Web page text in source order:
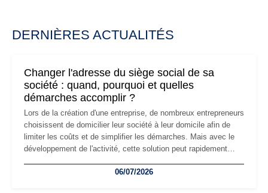
DERNIÈRES ACTUALITÉS
Changer l'adresse du siège social de sa
société : quand, pourquoi et quelles
démarches accomplir ?
Lors de la création d'une entreprise, de nombreux entrepreneurs
choisissent de domicilier leur société à leur domicile afin de
limiter les coûts et de simplifier les démarches. Mais avec le
développement de l'activité, cette solution peut rapidement
professionnels, recrutement, image de marque… Le
06/07/2026